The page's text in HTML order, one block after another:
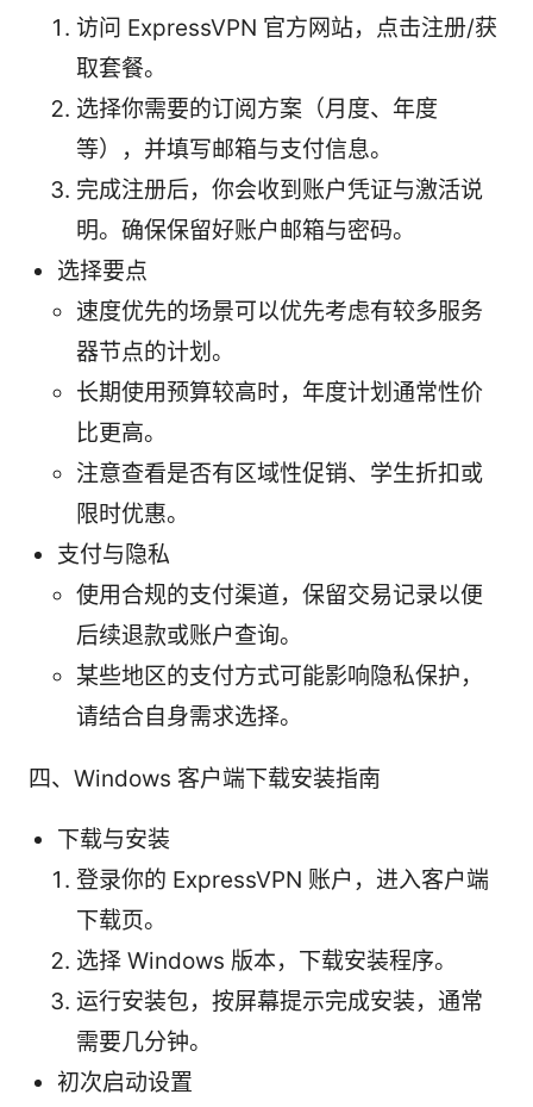
访问 ExpressVPN 官方网站，点击注册/获
取套餐。
选择你需要的订阅方案（月度、年度
等），并填写邮箱与支付信息。
完成注册后，你会收到账户凭证与激活说
明。确保保留好账户邮箱与密码。
选择要点
速度优先的场景可以优先考虑有较多服务
器节点的计划。
长期使用预算较高时，年度计划通常性价
比更高。
注意查看是否有区域性促销、学生折扣或
限时优惠。
支付与隐私
使用合规的支付渠道，保留交易记录以便
后续退款或账户查询。
某些地区的支付方式可能影响隐私保护，
请结合自身需求选择。
四、Windows 客户端下载安装指南
下载与安装
登录你的 ExpressVPN 账户，进入客户端
下载页。
选择 Windows 版本，下载安装程序。
运行安装包，按屏幕提示完成安装，通常
需要几分钟。
初次启动设置